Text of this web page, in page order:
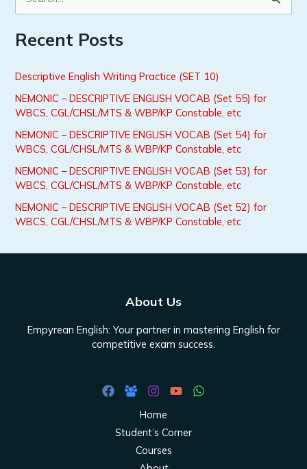
a
c
h
f
o
:
Recent Posts
Descriptive English Writing Practice (SET 10)
NEMONIC – DESCRIPTIVE ENGLISH VOCAB (Set 55) for
WBCS, CGL/CHSL/MTS & WBP/KP Constable, etc
NEMONIC – DESCRIPTIVE ENGLISH VOCAB (Set 54) for
WBCS, CGL/CHSL/MTS & WBP/KP Constable, etc
NEMONIC – DESCRIPTIVE ENGLISH VOCAB (Set 53) for
WBCS, CGL/CHSL/MTS & WBP/KP Constable, etc
NEMONIC – DESCRIPTIVE ENGLISH VOCAB (Set 52) for
WBCS, CGL/CHSL/MTS & WBP/KP Constable, etc
About Us
Empyrean English: Your partner in mastering English for
competitive exam success.
Home
Student’s Corner
Courses